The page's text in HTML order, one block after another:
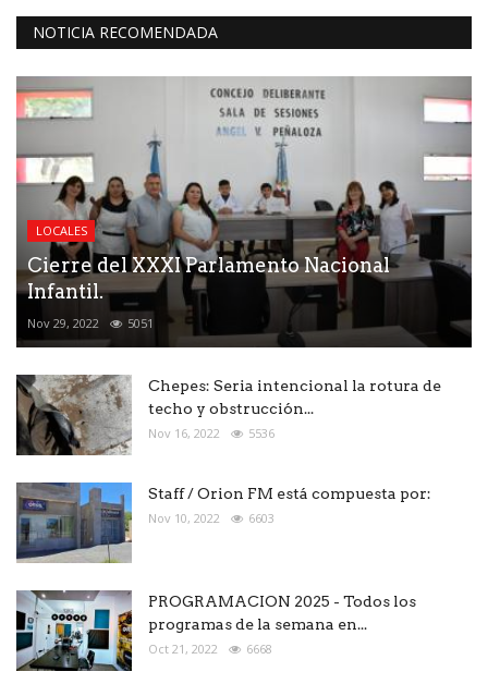
NOTICIA RECOMENDADA
LOCALES
Cierre del XXXI Parlamento Nacional
Infantil.
Nov 29, 2022 5051
Chepes: Seria intencional la rotura de
techo y obstrucción...
Nov 16, 2022 5536
Staff / Orion FM está compuesta por:
Nov 10, 2022 6603
PROGRAMACION 2025 - Todos los
programas de la semana en...
Oct 21, 2022 6668